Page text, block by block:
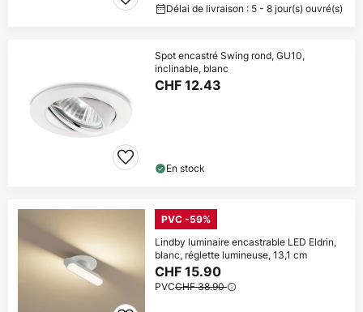
Délai de livraison : 5 - 8 jour(s) ouvré(s)
Spot encastré Swing rond, GU10,
inclinable, blanc
CHF 12.43
En stock
PVC -59%
Lindby luminaire encastrable LED Eldrin,
blanc, réglette lumineuse, 13,1 cm
CHF 15.90
PVCCHF 38.90